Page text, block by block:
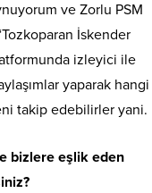
ve Zorlu PSM
İskender
izleyici ile
yaparak hangi
takip edebilirler yani.
bizlere eşlik eden